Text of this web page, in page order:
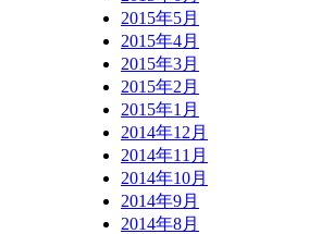
2015年5月
2015年4月
2015年3月
2015年2月
2015年1月
2014年12月
2014年11月
2014年10月
2014年9月
2014年8月